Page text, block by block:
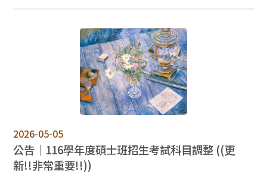
2026-05-05
公告｜116學年度碩士班招生考試科目調整 ((更
新!!非常重要!!))